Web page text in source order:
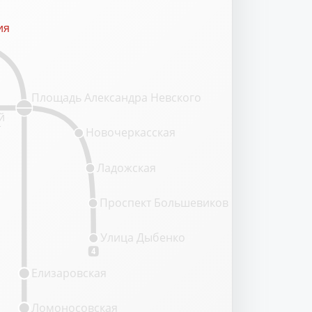
4
Площадь Александра Невского
Новочеркасская
Ладожская
Проспект Большевиков
Улица Дыбенко
Ломоносовская
Елизаровская